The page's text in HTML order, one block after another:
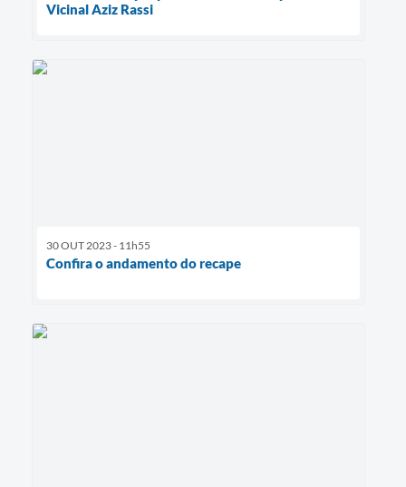
Vicinal Aziz Rassi
30 OUT 2023 - 11h55
Confira o andamento do recape